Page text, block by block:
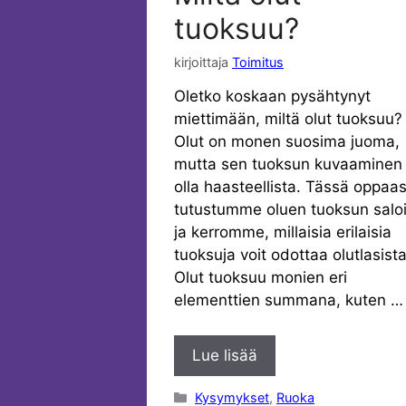
tuoksuu?
kirjoittaja Toimitus
Oletko koskaan pysähtynyt
miettimään, miltä olut tuoksuu?
Olut on monen suosima juoma,
mutta sen tuoksun kuvaaminen
olla haasteellista. Tässä
tutustumme oluen tuoksun
ja kerromme, millaisia erilaisia
tuoksuja voit odottaa
Olut tuoksuu monien eri
elementtien summana, kuten …
Lue lisää
Kategoriat
Kysymykset, Ruoka